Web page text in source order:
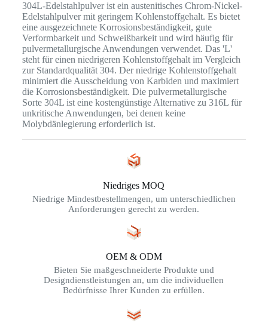
304L-Edelstahlpulver ist ein austenitisches Chrom-Nickel-
Edelstahlpulver mit geringem Kohlenstoffgehalt. Es bietet
eine ausgezeichnete Korrosionsbeständigkeit, gute
Verformbarkeit und Schweißbarkeit und wird häufig für
pulvermetallurgische Anwendungen verwendet. Das 'L'
steht für einen niedrigeren Kohlenstoffgehalt im Vergleich
zur Standardqualität 304. Der niedrige Kohlenstoffgehalt
minimiert die Ausscheidung von Karbiden und maximiert
die Korrosionsbeständigkeit. Die pulvermetallurgische
Sorte 304L ist eine kostengünstige Alternative zu 316L für
unkritische Anwendungen, bei denen keine
Molybdänlegierung erforderlich ist.
Niedriges MOQ
Niedrige Mindestbestellmengen, um unterschiedlichen
Anforderungen gerecht zu werden.
OEM & ODM
Bieten Sie maßgeschneiderte Produkte und
Designdienstleistungen an, um die individuellen
Bedürfnisse Ihrer Kunden zu erfüllen.